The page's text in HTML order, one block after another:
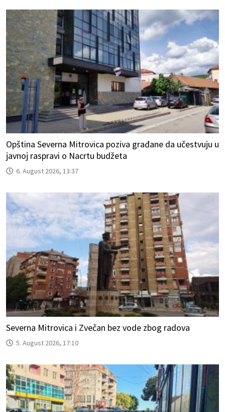
Opština Severna Mitrovica poziva građane da učestvuju u
javnoj raspravi o Nacrtu budžeta
6. August 2026, 13:37
Severna Mitrovica i Zvečan bez vode zbog radova
5. August 2026, 17:10